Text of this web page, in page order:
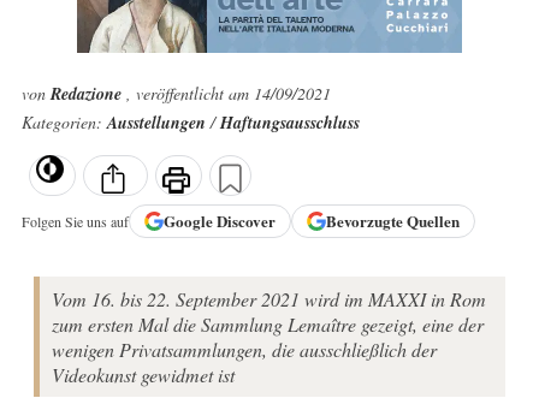
vonRedazione , veröffentlicht am 14/09/2021
Kategorien:Ausstellungen/Haftungsausschluss
Folgen Sie uns auf GoogleDiscover Bevorzugte Quellen
Vom 16. bis 22. September 2021 wird im MAXXI in Rom
zum ersten Mal die Sammlung Lemaître gezeigt, eine der
wenigen Privatsammlungen, die ausschließlich der
Videokunst gewidmet ist